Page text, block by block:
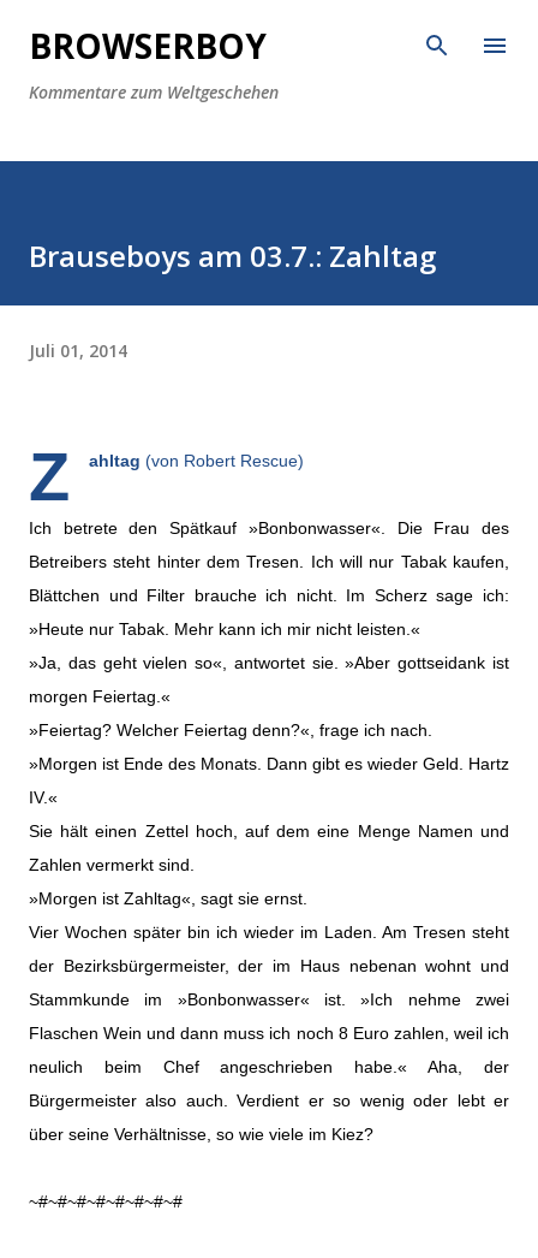
Direkt zum Hauptbereich
BROWSERBOY
Kommentare zum Weltgeschehen
Brauseboys am 03.7.: Zahltag
Juli 01, 2014
Z ahltag (von Robert Rescue)
Ich betrete den Spätkauf »Bonbonwasser«. Die Frau des
Betreibers steht hinter dem Tresen. Ich will nur Tabak kaufen,
Blättchen und Filter brauche ich nicht. Im Scherz sage ich:
»Heute nur Tabak. Mehr kann ich mir nicht leisten.«
»Ja, das geht vielen so«, antwortet sie. »Aber gottseidank ist
morgen Feiertag.«
»Feiertag? Welcher Feiertag denn?«, frage ich nach.
»Morgen ist Ende des Monats. Dann gibt es wieder Geld. Hartz
IV.«
Sie hält einen Zettel hoch, auf dem eine Menge Namen und
Zahlen vermerkt sind.
»Morgen ist Zahltag«, sagt sie ernst.
Vier Wochen später bin ich wieder im Laden. Am Tresen steht
der Bezirksbürgermeister, der im Haus nebenan wohnt und
Stammkunde im »Bonbonwasser« ist. »Ich nehme zwei
Flaschen Wein und dann muss ich noch 8 Euro zahlen, weil ich
neulich beim Chef angeschrieben habe.« Aha, der
Bürgermeister also auch. Verdient er so wenig oder lebt er
über seine Verhältnisse, so wie viele im Kiez?
~#~#~#~#~#~#~#~#